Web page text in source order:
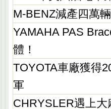
M-BENZ減產四萬輛
YAMAHA PAS
體！
TOYOTA車廠獲得
軍
CHRYSLER遇上大